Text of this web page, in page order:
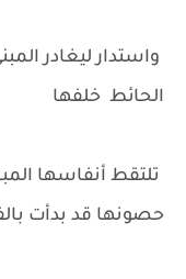
واستدار ليغادر
الحائط خلفها
تلتقط أنفاسها
حصونها قد بدأت